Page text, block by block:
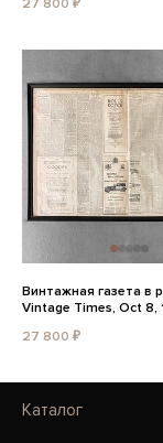
27 800 ₽
Винтажная газета в
Vintage Times, Oct 8,
27 800 ₽
Каталог